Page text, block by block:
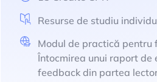
Resurse de studiu
Modul de practică pentru
Întocmirea unui raport de
feedback din partea